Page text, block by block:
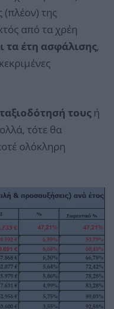
της
από τα χρέη
τα έτη ασφάλισης,
τους ή
τότε θα
ολόκληρη